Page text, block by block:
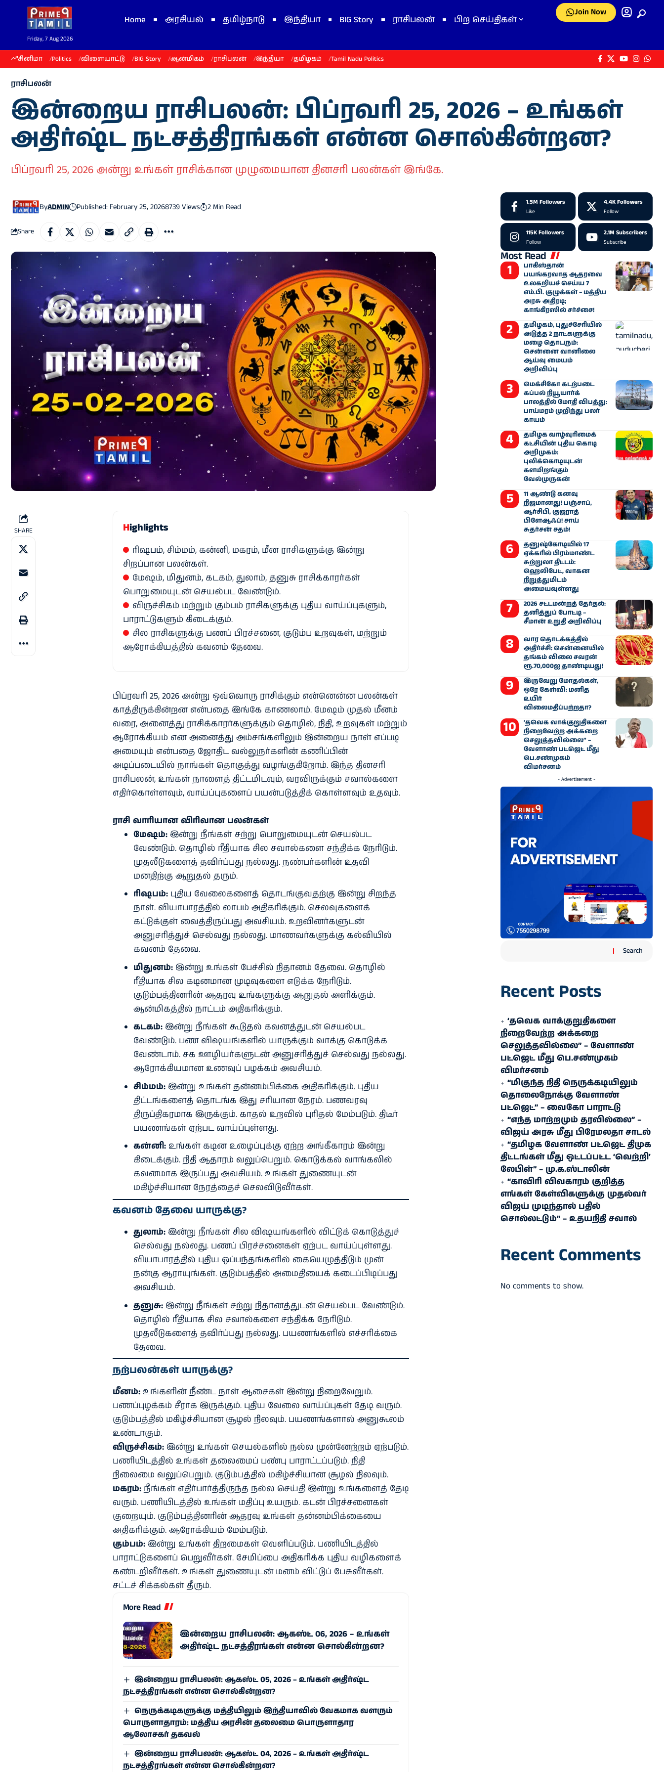
Friday, 7 Aug 2026
Home அரசியல் தமிழ்நாடு இந்தியா BIG Story ராசிபலன் பிற செய்திகள்
Join Now
சினிமா Politics விளையாட்டு BIG Story ஆன்மிகம் ராசிபலன் இந்தியா தமிழகம் Tamil Nadu Politics
ராசிபலன்
இன்றைய ராசிபலன்: பிப்ரவரி 25, 2026 – உங்கள்
அதிர்ஷ்ட நட்சத்திரங்கள் என்ன சொல்கின்றன?
பிப்ரவரி 25, 2026 அன்று உங்கள் ராசிக்கான முழுமையான தினசரி பலன்கள் இங்கே.
ByADMIN Published: February 25, 20268739 Views 2 Min Read
Share
SHARE Highlights
ரிஷபம், சிம்மம், கன்னி, மகரம், மீன ராசிகளுக்கு இன்று
சிறப்பான பலன்கள்.
மேஷம், மிதுனம், கடகம், துலாம், தனுசு ராசிக்காரர்கள்
பொறுமையுடன் செயல்பட வேண்டும்.
விருச்சிகம் மற்றும் கும்பம் ராசிகளுக்கு புதிய வாய்ப்புகளும்,
பாராட்டுகளும் கிடைக்கும்.
சில ராசிகளுக்கு பணப் பிரச்சனை, குடும்ப உறவுகள், மற்றும்
ஆரோக்கியத்தில் கவனம் தேவை.
பிப்ரவரி 25, 2026 அன்று ஒவ்வொரு ராசிக்கும் என்னென்ன பலன்கள்
காத்திருக்கின்றன என்பதை இங்கே காணலாம். மேஷம் முதல் மீனம்
வரை, அனைத்து ராசிக்காரர்களுக்கும் தொழில், நிதி, உறவுகள் மற்றும்
ஆரோக்கியம் என அனைத்து அம்சங்களிலும் இன்றைய நாள் எப்படி
அமையும் என்பதை ஜோதிட வல்லுநர்களின் கணிப்பின்
அடிப்படையில் நாங்கள் தொகுத்து வழங்குகிறோம். இந்த தினசரி
ராசிபலன், உங்கள் நாளைத் திட்டமிடவும், வரவிருக்கும் சவால்களை
எதிர்கொள்ளவும், வாய்ப்புகளைப் பயன்படுத்திக் கொள்ளவும் உதவும்.
ராசி வாரியான விரிவான பலன்கள்
மேஷம்: இன்று நீங்கள் சற்று பொறுமையுடன் செயல்பட
வேண்டும். தொழில் ரீதியாக சில சவால்களை சந்திக்க நேரிடும்.
முதலீடுகளைத் தவிர்ப்பது நல்லது. நண்பர்களின் உதவி
மனதிற்கு ஆறுதல் தரும்.
ரிஷபம்: புதிய வேலைகளைத் தொடங்குவதற்கு இன்று சிறந்த
நாள். வியாபாரத்தில் லாபம் அதிகரிக்கும். செலவுகளைக்
கட்டுக்குள் வைத்திருப்பது அவசியம். உறவினர்களுடன்
அனுசரித்துச் செல்வது நல்லது. மாணவர்களுக்கு கல்வியில்
கவனம் தேவை.
மிதுனம்: இன்று உங்கள் பேச்சில் நிதானம் தேவை. தொழில்
ரீதியாக சில கடினமான முடிவுகளை எடுக்க நேரிடும்.
குடும்பத்தினரின் ஆதரவு உங்களுக்கு ஆறுதல் அளிக்கும்.
ஆன்மிகத்தில் நாட்டம் அதிகரிக்கும்.
கடகம்: இன்று நீங்கள் கூடுதல் கவனத்துடன் செயல்பட
வேண்டும். பண விஷயங்களில் யாருக்கும் வாக்கு கொடுக்க
வேண்டாம். சக ஊழியர்களுடன் அனுசரித்துச் செல்வது நல்லது.
ஆரோக்கியமான உணவுப் பழக்கம் அவசியம்.
சிம்மம்: இன்று உங்கள் தன்னம்பிக்கை அதிகரிக்கும். புதிய
திட்டங்களைத் தொடங்க இது சரியான நேரம். பணவரவு
திருப்திகரமாக இருக்கும். காதல் உறவில் புரிதல் மேம்படும். திடீர்
பயணங்கள் ஏற்பட வாய்ப்புள்ளது.
கன்னி: உங்கள் கடின உழைப்புக்கு ஏற்ற அங்கீகாரம் இன்று
கிடைக்கும். நிதி ஆதாரம் வலுப்பெறும். கொடுக்கல் வாங்கலில்
கவனமாக இருப்பது அவசியம். உங்கள் துணையுடன்
மகிழ்ச்சியான நேரத்தைச் செலவிடுவீர்கள்.
கவனம் தேவை யாருக்கு?
துலாம்: இன்று நீங்கள் சில விஷயங்களில் விட்டுக் கொடுத்துச்
செல்வது நல்லது. பணப் பிரச்சனைகள் ஏற்பட வாய்ப்புள்ளது.
வியாபாரத்தில் புதிய ஒப்பந்தங்களில் கையெழுத்திடும் முன்
நன்கு ஆராயுங்கள். குடும்பத்தில் அமைதியைக் கடைப்பிடிப்பது
அவசியம்.
தனுசு: இன்று நீங்கள் சற்று நிதானத்துடன் செயல்பட வேண்டும்.
தொழில் ரீதியாக சில சவால்களை சந்திக்க நேரிடும்.
முதலீடுகளைத் தவிர்ப்பது நல்லது. பயணங்களில் எச்சரிக்கை
தேவை.
நற்பலன்கள் யாருக்கு?
மீனம்:உங்களின் நீண்ட நாள் ஆசைகள் இன்று நிறைவேறும்.
பணப்புழக்கம் சீராக இருக்கும். புதிய வேலை வாய்ப்புகள் தேடி வரும்.
குடும்பத்தில் மகிழ்ச்சியான சூழல் நிலவும். பயணங்களால் அனுகூலம்
உண்டாகும்.
விருச்சிகம்:இன்று உங்கள் செயல்களில் நல்ல முன்னேற்றம் ஏற்படும்.
பணியிடத்தில் உங்கள் தலைமைப் பண்பு பாராட்டப்படும். நிதி
நிலைமை வலுப்பெறும். குடும்பத்தில் மகிழ்ச்சியான சூழல் நிலவும்.
மகரம்:நீங்கள் எதிர்பார்த்திருந்த நல்ல செய்தி இன்று உங்களைத் தேடி
வரும். பணியிடத்தில் உங்கள் மதிப்பு உயரும். கடன் பிரச்சனைகள்
குறையும். குடும்பத்தினரின் ஆதரவு உங்கள் தன்னம்பிக்கையை
அதிகரிக்கும். ஆரோக்கியம் மேம்படும்.
கும்பம்:இன்று உங்கள் திறமைகள் வெளிப்படும். பணியிடத்தில்
பாராட்டுகளைப் பெறுவீர்கள். சேமிப்பை அதிகரிக்க புதிய வழிகளைக்
கண்டறிவீர்கள். உங்கள் துணையுடன் மனம் விட்டுப் பேசுவீர்கள்.
சட்டச் சிக்கல்கள் தீரும்.
More Read
இன்றைய ராசிபலன்: ஆகஸ்ட் 06, 2026 – உங்கள்
அதிர்ஷ்ட நட்சத்திரங்கள் என்ன சொல்கின்றன?
இன்றைய ராசிபலன்: ஆகஸ்ட் 05, 2026 – உங்கள் அதிர்ஷ்ட
நட்சத்திரங்கள் என்ன சொல்கின்றன?
நெருக்கடிகளுக்கு மத்தியிலும் இந்தியாவில் வேகமாக வளரும்
பொருளாதாரம்: மத்திய அரசின் தலைமை பொருளாதார
ஆலோசகர் தகவல்
இன்றைய ராசிபலன்: ஆகஸ்ட் 04, 2026 – உங்கள் அதிர்ஷ்ட
நட்சத்திரங்கள் என்ன சொல்கின்றன?
1.5M Followers
Like
4.4K Followers
Follow
115K Followers
Follow
2.1M Subscribers
Subscribe
Most Read
பாகிஸ்தான்
பயங்கரவாத ஆதரவை
உலகறியச் செய்ய 7
எம்.பி. குழுக்கள் – மத்திய
அரசு அதிரடி;
காங்கிரஸில் சர்ச்சை!
தமிழகம், புதுச்சேரியில்
அடுத்த 2 நாட்களுக்கு
மழை தொடரும்:
சென்னை வானிலை
ஆய்வு மையம்
அறிவிப்பு
மெக்சிகோ கடற்படை
கப்பல் நியூயார்க்
பாலத்தில் மோதி விபத்து:
பாய்மரம் முறிந்து பலர்
காயம்
தமிழக வாழ்வுரிமைக்
கட்சியின் புதிய கொடி
அறிமுகம்:
புலிக்கொடியுடன்
களமிறங்கும்
வேல்முருகன்
11 ஆண்டு கனவு
நிஜமானது! பஞ்சாப்,
ஆர்சிபி, குஜராத்
பிளேஆஃப்! சாய்
சுதர்சன் சதம்!
தனுஷ்கோடியில் 17
ஏக்கரில் பிரம்மாண்ட
சுற்றுலா திட்டம்:
ஹெலிபேட், வாகன
நிறுத்துமிடம்
அமையவுள்ளது
2026 சட்டமன்றத் தேர்தல்:
தனித்துப் போட்டி –
சீமான் உறுதி அறிவிப்பு
வார தொடக்கத்தில்
அதிர்ச்சி: சென்னையில்
தங்கம் விலை சவரன்
ரூ.70,000ஐ தாண்டியது!
இருவேறு மோதல்கள்,
ஒரே கேள்வி: மனித
உயிர்
விலைமதிப்பற்றதா?
‘தவெக வாக்குறுதிகளை
நிறைவேற்ற அக்கறை
செலுத்தவில்லை” –
வேளாண் பட்ஜெட் மீது
பெ.சண்முகம்
விமர்சனம்
- Advertisement -
Search
Recent Posts
‘தவெக வாக்குறுதிகளை
நிறைவேற்ற அக்கறை
செலுத்தவில்லை” – வேளாண்
பட்ஜெட் மீது பெ.சண்முகம்
விமர்சனம்
“மிகுந்த நிதி நெருக்கடியிலும்
தொலைநோக்கு வேளாண்
பட்ஜெட்” – வைகோ பாராட்டு
“எந்த மாற்றமும் தரவில்லை” –
விஜய் அரசு மீது பிரேமலதா சாடல்
“தமிழக வேளாண் பட்ஜெட் திமுக
திட்டங்கள் மீது ஒட்டப்பட்ட ‘வெற்றி’
லேபிள்” – மு.க.ஸ்டாலின்
“காவிரி விவகாரம் குறித்த
எங்கள் கேள்விகளுக்கு முதல்வர்
விஜய் முடிந்தால் பதில்
சொல்லட்டும்” – உதயநிதி சவால்
Recent Comments
No comments to show.